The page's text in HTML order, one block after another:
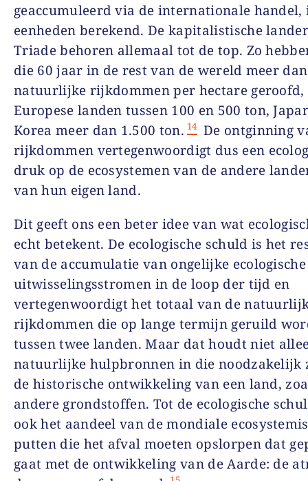
geaccumuleerd via de internationale handel,
eenheden berekend. De kapitalistische
Triade behoren allemaal tot de top. Zo
die 60 jaar in de rest van de wereld meer
natuurlijke rijkdommen per hectare geroofd,
Europese landen tussen 100 en 500 ton,
Korea meer dan 1.500 ton. 14 De ontginning
rijkdommen vertegenwoordigt dus een
druk op de ecosystemen van de andere
van hun eigen land.
Dit geeft ons een beter idee van wat
echt betekent. De ecologische schuld is het
van de accumulatie van ongelijke ecologische
uitwisselingsstromen in de loop der tijd en
vertegenwoordigt het totaal van de
rijkdommen die op lange termijn geruild
tussen twee landen. Maar dat houdt niet
natuurlijke hulpbronnen in die noodzakelijk
de historische ontwikkeling van een land,
andere grondstoffen. Tot de ecologische
ook het aandeel van de mondiale
putten die het afval moeten opslorpen dat
gaat met de ontwikkeling van de Aarde: de